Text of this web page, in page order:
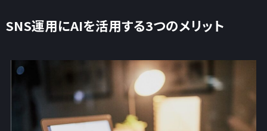
SNS運用にAIを活用する3つのメリット